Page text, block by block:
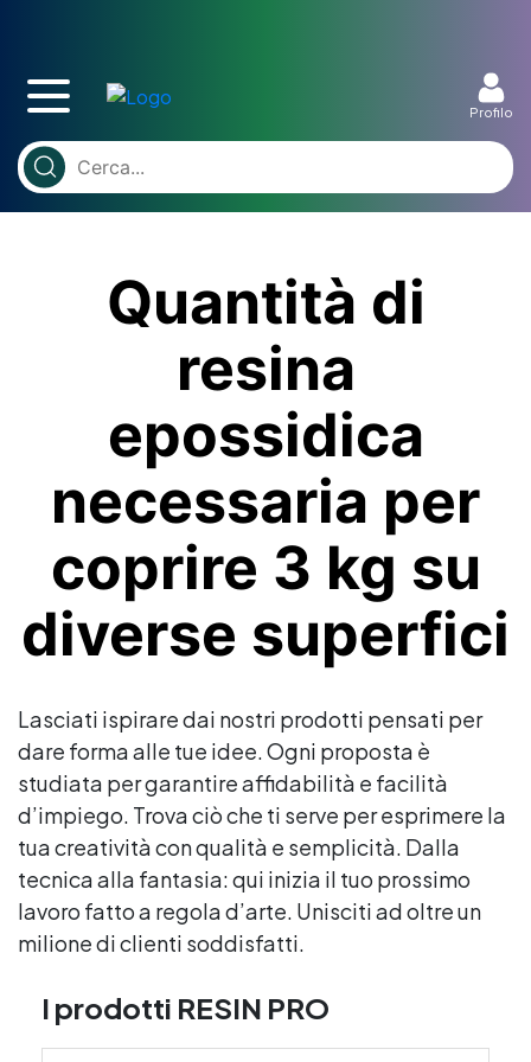
Profilo
Quantità di
resina
epossidica
necessaria per
coprire 3 kg su
diverse superfici
Lasciati ispirare dai nostri prodotti pensati per
dare forma alle tue idee. Ogni proposta è
studiata per garantire affidabilità e facilità
d’impiego. Trova ciò che ti serve per esprimere la
tua creatività con qualità e semplicità. Dalla
tecnica alla fantasia: qui inizia il tuo prossimo
lavoro fatto a regola d’arte. Unisciti ad oltre un
milione di clienti soddisfatti.
I prodotti RESIN PRO